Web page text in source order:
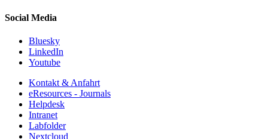
Social Media
Bluesky
LinkedIn
Youtube
Kontakt & Anfahrt
eResources - Journals
Helpdesk
Intranet
Labfolder
Nextcloud